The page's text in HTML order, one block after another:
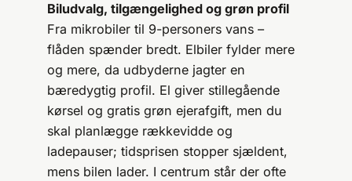
Biludvalg, tilgængelighed og grøn profil
Fra mikrobiler til 9-personers vans –
flåden spænder bredt. Elbiler fylder mere
og mere, da udbyderne jagter en
bæredygtig profil. El giver stillegående
kørsel og gratis grøn ejerafgift, men du
skal planlægge rækkevidde og
ladepauser; tidsprisen stopper sjældent,
mens bilen lader. I centrum står der ofte